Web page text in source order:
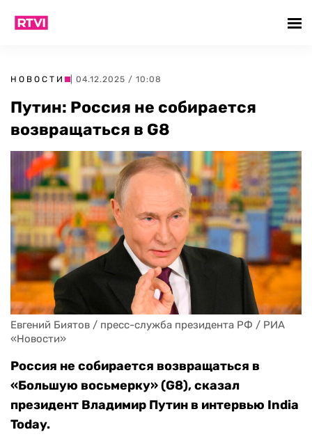
НОВОСТИ | 04.12.2025 / 10:08
Путин: Россия не собирается
возвращаться в G8
Евгений Биятов / пресс-служба президента РФ / РИА
«Новости»
Россия не собирается возвращаться в
«Большую восьмерку» (G8), сказал
президент Владимир Путин в интервью India
Today.